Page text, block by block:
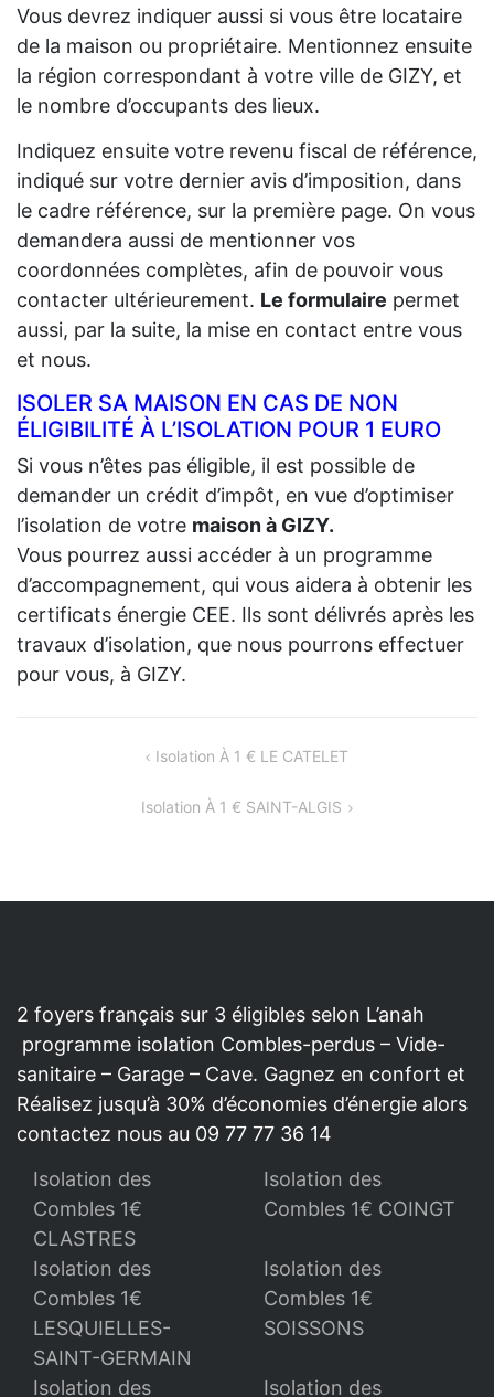
Vous devrez indiquer aussi si vous être locataire
de la maison ou propriétaire. Mentionnez ensuite
la région correspondant à votre ville de GIZY, et
le nombre d’occupants des lieux.
Indiquez ensuite votre revenu fiscal de référence,
indiqué sur votre dernier avis d’imposition, dans
le cadre référence, sur la première page. On vous
demandera aussi de mentionner vos
coordonnées complètes, afin de pouvoir vous
contacter ultérieurement. Le formulaire permet
aussi, par la suite, la mise en contact entre vous
et nous.
ISOLER SA MAISON EN CAS DE NON
ÉLIGIBILITÉ À L’ISOLATION POUR 1 EURO
Si vous n’êtes pas éligible, il est possible de
demander un crédit d’impôt, en vue d’optimiser
l’isolation de votre maison à GIZY.
Vous pourrez aussi accéder à un programme
d’accompagnement, qui vous aidera à obtenir les
certificats énergie CEE. Ils sont délivrés après les
travaux d’isolation, que nous pourrons effectuer
pour vous, à GIZY.
NAVIGATION Isolation À 1 € LE CATELET
Isolation À 1 € SAINT-ALGIS
2 foyers français sur 3 éligibles selon L’anah
programme isolation Combles-perdus – Vide-
sanitaire – Garage – Cave. Gagnez en confort et
Réalisez jusqu’à 30% d’économies d’énergie alors
contactez nous au 09 77 77 36 14
Isolation des
Combles 1€
CLASTRES
Isolation des
Combles 1€ COINGT
Isolation des
Combles 1€
LESQUIELLES-
SAINT-GERMAIN
Isolation des
Combles 1€
SOISSONS
Isolation des Isolation des